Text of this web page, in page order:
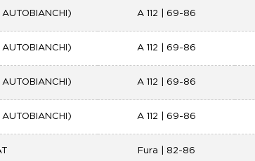
A 112 | 69-86
A 112 | 69-86
A 112 | 69-86
A 112 | 69-86
Fura | 82-86